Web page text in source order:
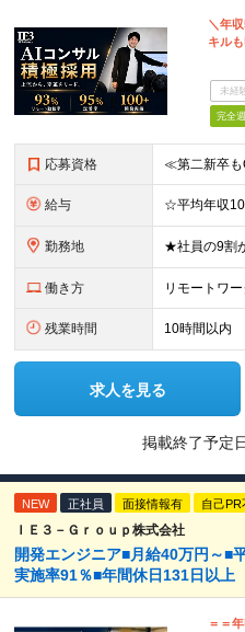
＼年
キル
未経
完全
応募資格
給与
勤務地
働き方 リモートワ
残業時間 10時間以内
求人を見る
掲載終了予定
NEW 正社員 面接情報有 自己PR
ＩＥ３－Ｇｒｏｕｐ株式会社
開発エンジニア■月給40万円～■
実施率91％■年間休⽇131⽇以上
＝＝